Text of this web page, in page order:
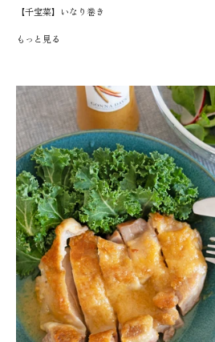
【千宝菜】いなり巻き
もっと見る